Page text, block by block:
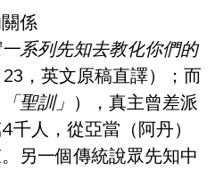
係
一系列先知去教化你們的
23，英文原稿直譯）；而
「聖訓」 ），真主曾差派
千人，從亞當（阿丹）
另一個傳統說眾先知中